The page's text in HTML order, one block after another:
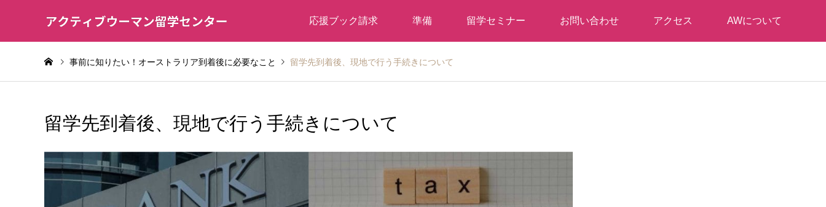
応援ブック請求 準備 留学セミナー お問い合わせ アクセス AWについて
事前に知りたい！オーストラリア到着後に必要なこと 留学先到着後、現地で行う手続きについて
留学先到着後、現地で行う手続きについて